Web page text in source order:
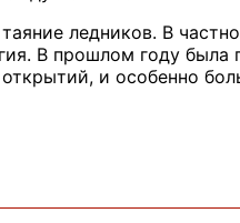
ледников. В
В прошлом году была
и особенно